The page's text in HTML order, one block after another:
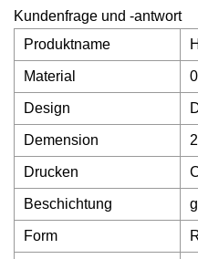
Kundenfrage und -antwort
Produktname
Material
Design
Demension
Drucken
Beschichtung
Form